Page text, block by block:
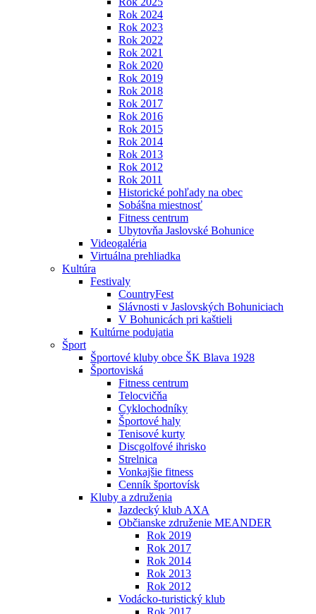
Rok 2024
Rok 2023
Rok 2022
Rok 2021
Rok 2020
Rok 2019
Rok 2018
Rok 2017
Rok 2016
Rok 2015
Rok 2014
Rok 2013
Rok 2012
Rok 2011
Historické pohľady na obec
Sobášna miestnosť
Fitness centrum
Ubytovňa Jaslovské Bohunice
Videogaléria
Virtuálna prehliadka
Kultúra
Festivaly
CountryFest
Slávnosti v Jaslovských Bohuniciach
V Bohunicách pri kaštieli
Kultúrne podujatia
Šport
Športové kluby obce ŠK Blava 1928
Športoviská
Fitness centrum
Telocvičňa
Cyklochodníky
Športové haly
Tenisové kurty
Discgolfové ihrisko
Strelnica
Vonkajšie fitness
Cenník športovísk
Kluby a združenia
Jazdecký klub AXA
Občianske združenie MEANDER
Rok 2019
Rok 2017
Rok 2014
Rok 2013
Rok 2012
Vodácko-turistický klub
Rok 2017